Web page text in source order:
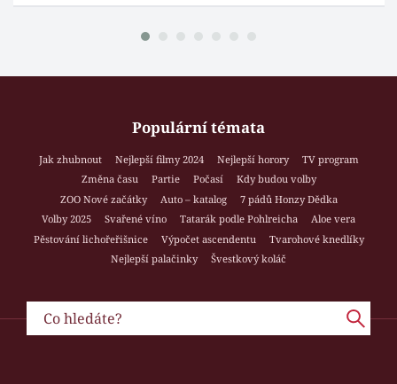
Populární témata
Jak zhubnout Nejlepší filmy 2024 Nejlepší horory
TV program
Změna času
Partie Počasí
Kdy budou volby
ZOO Nové začátky
Auto – katalog
7 pádů Honzy Dědka
Volby 2025
Svařené víno Tatarák podle Pohlreicha
Aloe vera
Pěstování lichořeřišnice
Výpočet ascendentu
Tvarohové knedlíky
Nejlepší palačinky
Švestkový koláč